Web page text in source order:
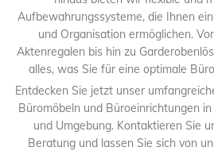
Aufbewahrungssysteme, die Ihnen
und Organisation ermöglichen.
Aktenregalen bis hin zu
alles, was Sie für eine optimale
Entdecken Sie jetzt unser
Büromöbeln und Büroeinrichtungen
und Umgebung. Kontaktieren Sie
Beratung und lassen Sie sich von